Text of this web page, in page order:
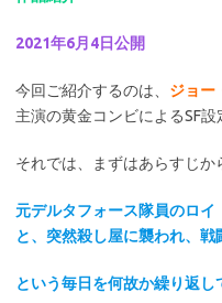
2021年6月4日公開
今回ご紹介するのは、 ジョー
主演の黄金コンビによるSF設
それでは、まずはあらすじか
元デルタフォース隊員のロ
と、突然殺し屋に襲われ、戦
という毎日を何故か繰り返し